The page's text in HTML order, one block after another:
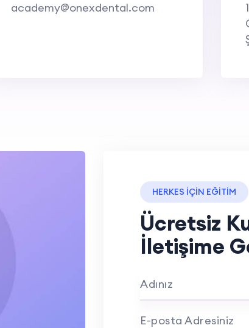
academy@onexdental.com
HERKES İÇİN EĞİTİM
Ücretsiz
İletişime
Adınız
E-posta Adresiniz